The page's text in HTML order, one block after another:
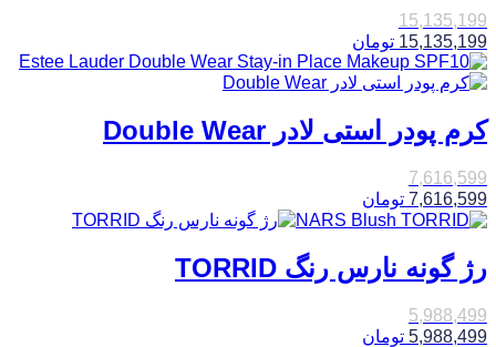
15,135,199
15,135,199 تومان
کرم پودر استی لادر Double Wear
7,616,599
7,616,599 تومان
رژ گونه نارس رنگ TORRID
5,988,499
5,988,499 تومان